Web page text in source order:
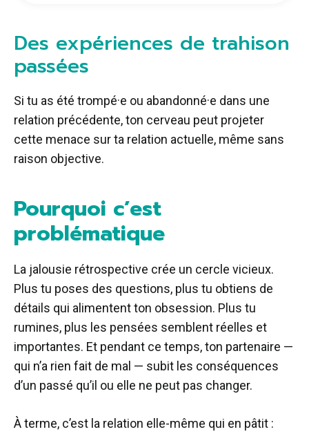
Des expériences de trahison
passées
Si tu as été trompé·e ou abandonné·e dans une
relation précédente, ton cerveau peut projeter
cette menace sur ta relation actuelle, même sans
raison objective.
Pourquoi c’est
problématique
La jalousie rétrospective crée un cercle vicieux.
Plus tu poses des questions, plus tu obtiens de
détails qui alimentent ton obsession. Plus tu
rumines, plus les pensées semblent réelles et
importantes. Et pendant ce temps, ton partenaire —
qui n’a rien fait de mal — subit les conséquences
d’un passé qu’il ou elle ne peut pas changer.
À terme, c’est la relation elle-même qui en pâtit :